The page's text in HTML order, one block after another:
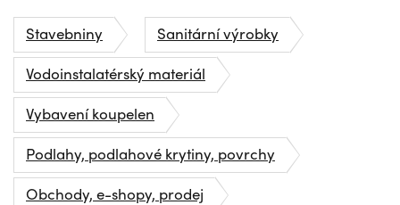
Stavebniny
Sanitární výrobky
Vodoinstalatérský materiál
Vybavení koupelen
Podlahy, podlahové krytiny, povrchy
Obchody, e-shopy, prodej